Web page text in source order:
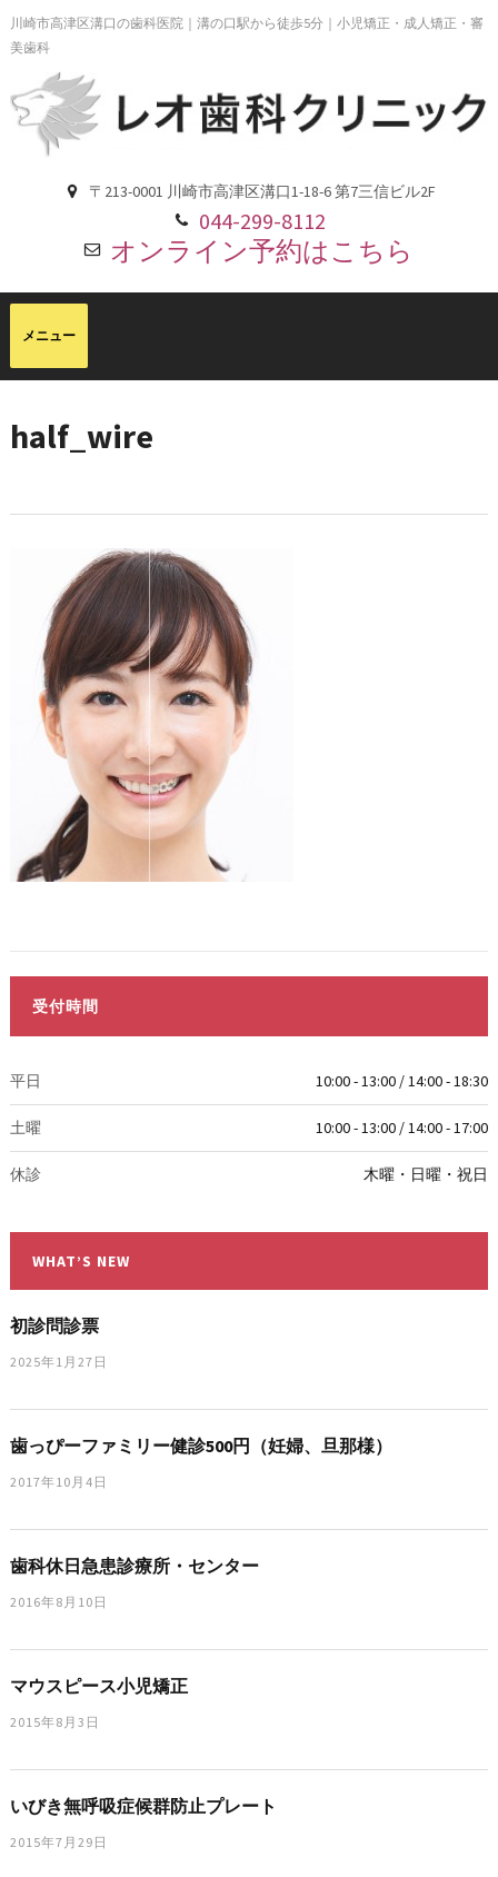
川崎市高津区溝口の歯科医院｜溝の口駅から徒歩5分｜小児矯正・成人矯正・審
美歯科
〒213-0001 川崎市高津区溝口1-18-6 第7三信ビル2F
044-299-8112
オンライン予約はこちら
half_wire
受付時間
平日 10:00 - 13:00 / 14:00 - 18:30
土曜 10:00 - 13:00 / 14:00 - 17:00
休診 木曜・日曜・祝日
WHAT’S NEW
初診問診票
2025年1月27日
歯っぴーファミリー健診500円（妊婦、旦那様）
2017年10月4日
歯科休日急患診療所・センター
2016年8月10日
マウスピース小児矯正
2015年8月3日
いびき無呼吸症候群防止プレート
2015年7月29日